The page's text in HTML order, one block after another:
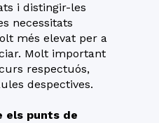
i distingir-les
necessitats
més elevat per a
Molt important
respectuós,
despectives.
els punts de